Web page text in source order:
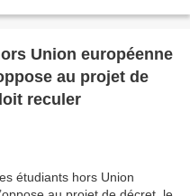
Union européenne
au projet de
reculer